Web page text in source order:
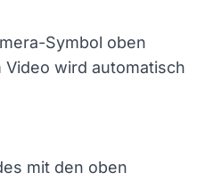
Symbol oben
Video wird automatisch
mit den oben